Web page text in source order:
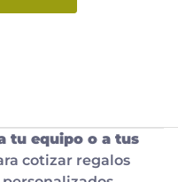
tu equipo o a tus
cotizar regalos